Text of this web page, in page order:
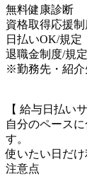
無料健康診断
資格取得応援
日払いOK/規定
退職金制度/規定
※勤務先・紹介
【 給与日払い
自分のペース
す。
使いたい日だけ
注意点